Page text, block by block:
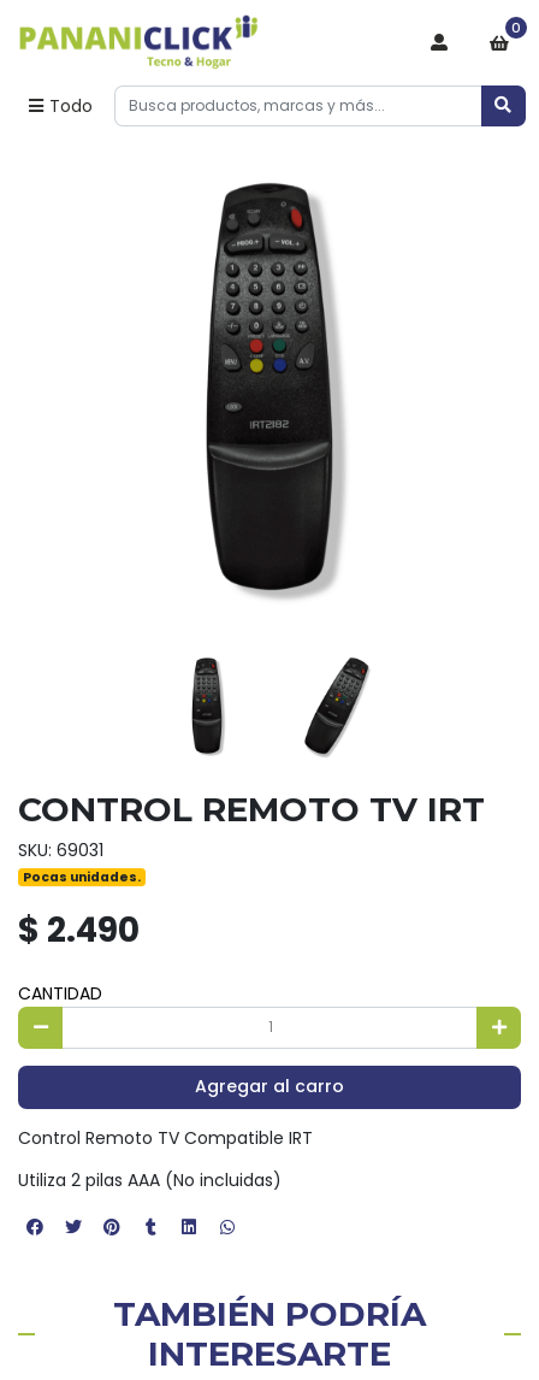
Todo
0
CONTROL REMOTO TV IRT
SKU: 69031
Pocas unidades.
$ 2.490
CANTIDAD
Agregar al carro
Control Remoto TV Compatible IRT
Utiliza 2 pilas AAA (No incluidas)
TAMBIÉN PODRÍA
INTERESARTE